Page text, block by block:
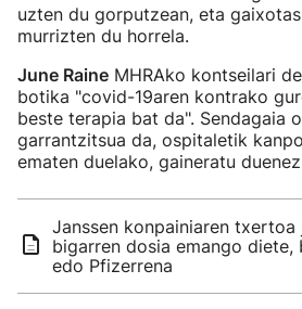
uzten du gorputzean, eta
murrizten du horrela.
June Raine MHRAko kontseilari
botika "covid-19aren kontrako
beste terapia bat da". Sendagaia
garrantzitsua da, ospitaletik
ematen duelako, gaineratu
Janssen konpainiaren txertoa
bigarren dosia emango diete,
edo Pfizerrena